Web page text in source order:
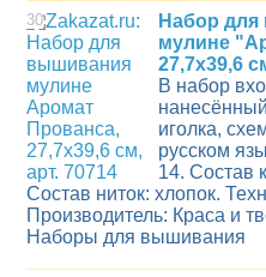
30
Набор
мулине
27,7х39,6
В набор
иголка,
русском
14. Состав
Состав ниток: хлопок.
Производитель: Краса и
Наборы для вышивания